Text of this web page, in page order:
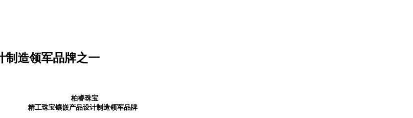
造领军品牌之一
柏睿珠宝
精工珠宝镶嵌产品设计制造领军品牌